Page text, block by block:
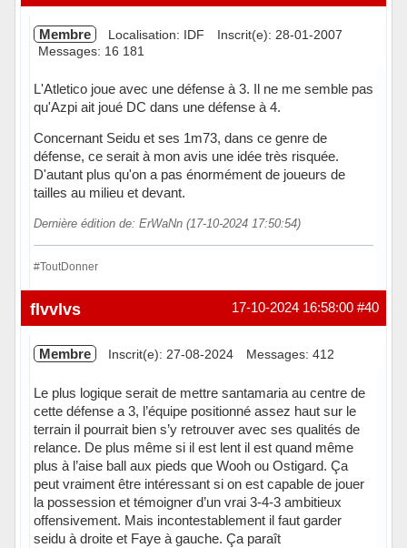
Membre Localisation: IDF
Inscrit(e): 28-01-2007
Messages: 16 181
L'Atletico joue avec une défense à 3. Il ne me semble pas
qu'Azpi ait joué DC dans une défense à 4.
Concernant Seidu et ses 1m73, dans ce genre de
défense, ce serait à mon avis une idée très risquée.
D'autant plus qu'on a pas énormément de joueurs de
tailles au milieu et devant.
Dernière édition de: ErWaNn (17-10-2024 17:50:54)
#ToutDonner
Hors ligne #40
17-10-2024 16:58:00
flvvlvs
Membre Inscrit(e): 27-08-2024 Messages: 412
Le plus logique serait de mettre santamaria au centre de
cette défense a 3, l’équipe positionné assez haut sur le
terrain il pourrait bien s’y retrouver avec ses qualités de
relance. De plus même si il est lent il est quand même
plus à l’aise ball aux pieds que Wooh ou Ostigard. Ça
peut vraiment être intéressant si on est capable de jouer
la possession et témoigner d’un vrai 3-4-3 ambitieux
offensivement. Mais incontestablement il faut garder
seidu à droite et Faye à gauche. Ça paraît